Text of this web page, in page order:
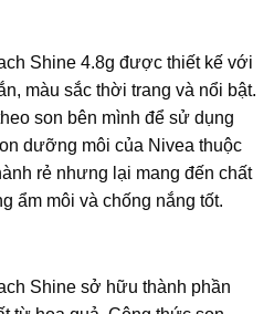
Shine 4.8g được thiết kế với
màu sắc thời trang và nổi bật.
son bên mình để sử dụng
dưỡng môi của Nivea thuộc
rẻ nhưng lại mang đến chất
ẩm môi và chống nắng tốt.
Shine sở hữu thành phần